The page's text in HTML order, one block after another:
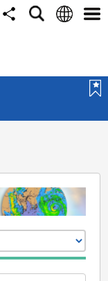
分
搜
語
選